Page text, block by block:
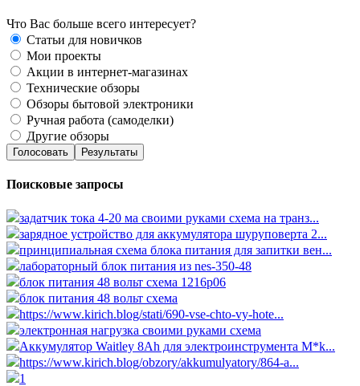
Что Вас больше всего интересует?
Статьи для новичков
Мои проекты
Акции в интернет-магазинах
Технические обзоры
Обзоры бытовой электроники
Ручная работа (самоделки)
Другие обзоры
Голосовать Результаты
Поисковые запросы
задатчик тока 4-20 ма своими руками схема на транз...
зарядное устройство для аккумулятора шуруповерта 2...
принципиальная схема блока питания для запитки вен...
лабораторный блок питания из nes-350-48
блок питания 48 вольт схема 1216p06
блок питания 48 вольт схема
https://www.kirich.blog/stati/690-vse-chto-vy-hote...
электронная нагрузка своими руками схема
Аккумулятор Waitley 8Ah для электроинструмента M*k...
https://www.kirich.blog/obzory/akkumulyatory/864-a...
1